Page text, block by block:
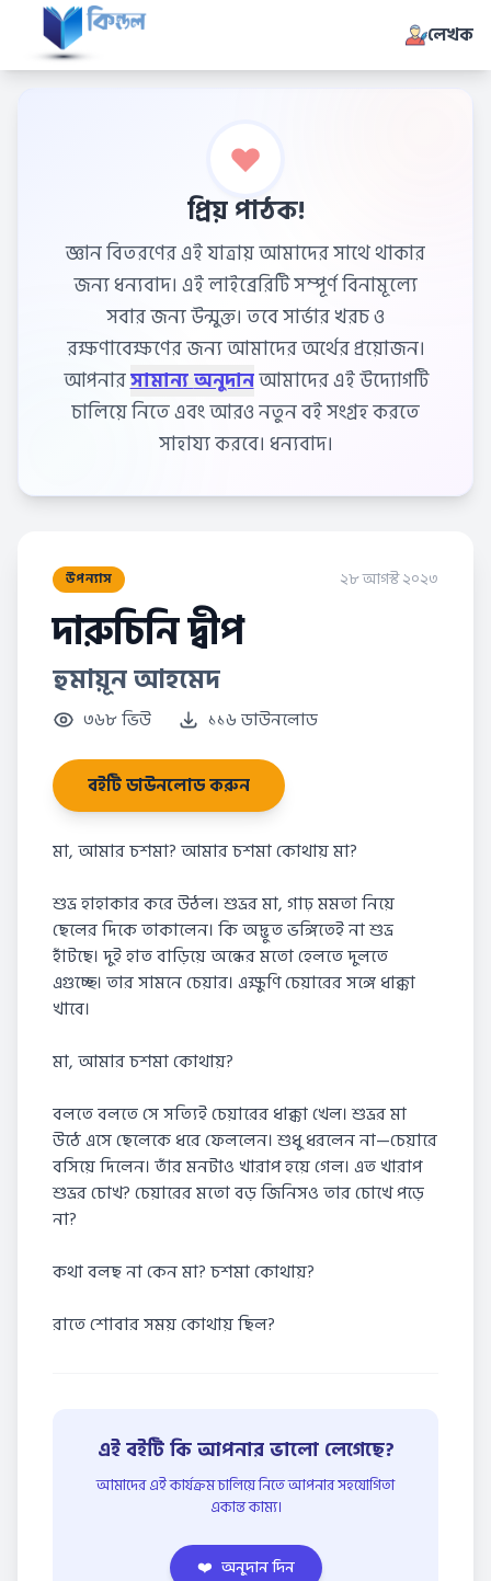
লেখক
প্রিয় পাঠক!
জ্ঞান বিতরণের এই যাত্রায় আমাদের সাথে থাকার
জন্য ধন্যবাদ। এই লাইব্রেরিটি সম্পূর্ণ বিনামূল্যে
সবার জন্য উন্মুক্ত। তবে সার্ভার খরচ ও
রক্ষণাবেক্ষণের জন্য আমাদের অর্থের প্রয়োজন।
আপনার
সামান্য অনুদানআমাদের এই উদ্যোগটি
চালিয়ে নিতে এবং আরও নতুন বই সংগ্রহ করতে
সাহায্য করবে। ধন্যবাদ।
উপন্যাস ২৮ আগস্ট ২০২৩
দারুচিনি দ্বীপ
হুমায়ূন আহমেদ
৩৬৮ ভিউ ১১৬ ডাউনলোড
বইটি ডাউনলোড করুন
মা, আমার চশমা? আমার চশমা কোথায় মা?
শুভ্ৰ হাহাকার করে উঠল। শুভ্রর মা, গাঢ় মমতা নিয়ে
ছেলের দিকে তাকালেন। কি অদ্ভুত ভঙ্গিতেই না শুভ্ৰ
হাঁটছে। দুই হাত বাড়িয়ে অন্ধের মতো হেলতে দুলতে
এগুচ্ছে। তার সামনে চেয়ার। এক্ষুণি চেয়ারের সঙ্গে ধাক্কা
খাবে।
মা, আমার চশমা কোথায়?
বলতে বলতে সে সত্যিই চেয়ারের ধাক্কা খেল। শুভ্রর মা
উঠে এসে ছেলেকে ধরে ফেললেন। শুধু ধরলেন না—চেয়ারে
বসিয়ে দিলেন। তাঁর মনটাও খারাপ হয়ে গেল। এত খারাপ
শুভ্রর চোখ? চেয়ারের মতো বড় জিনিসও তার চোখে পড়ে
না?
কথা বলছ না কেন মা? চশমা কোথায়?
রাতে শোবার সময় কোথায় ছিল?
এই বইটি কি আপনার ভালো লেগেছে?
আমাদের এই কার্যক্রম চালিয়ে নিতে আপনার সহযোগিতা
একান্ত কাম্য।
❤️ অনুদান দিন